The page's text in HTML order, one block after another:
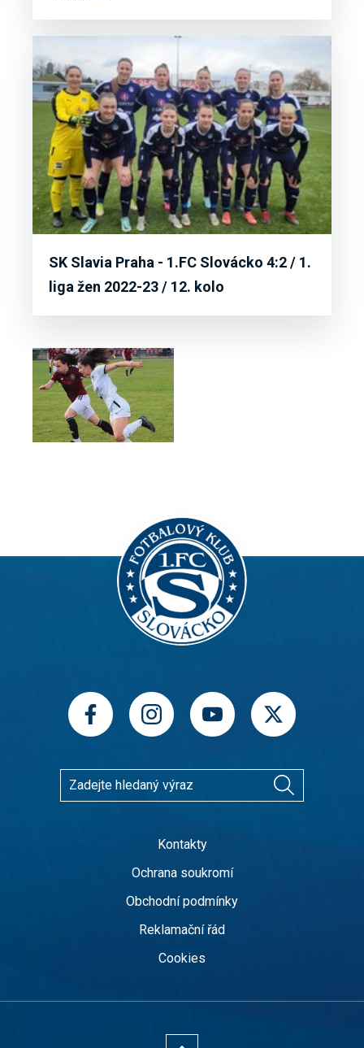
SK Slavia Praha - 1.FC Slovácko 4:2 / 1.
liga žen 2022-23 / 12. kolo
Kontakty
Ochrana soukromí
Obchodní podmínky
Reklamační řád
Cookies